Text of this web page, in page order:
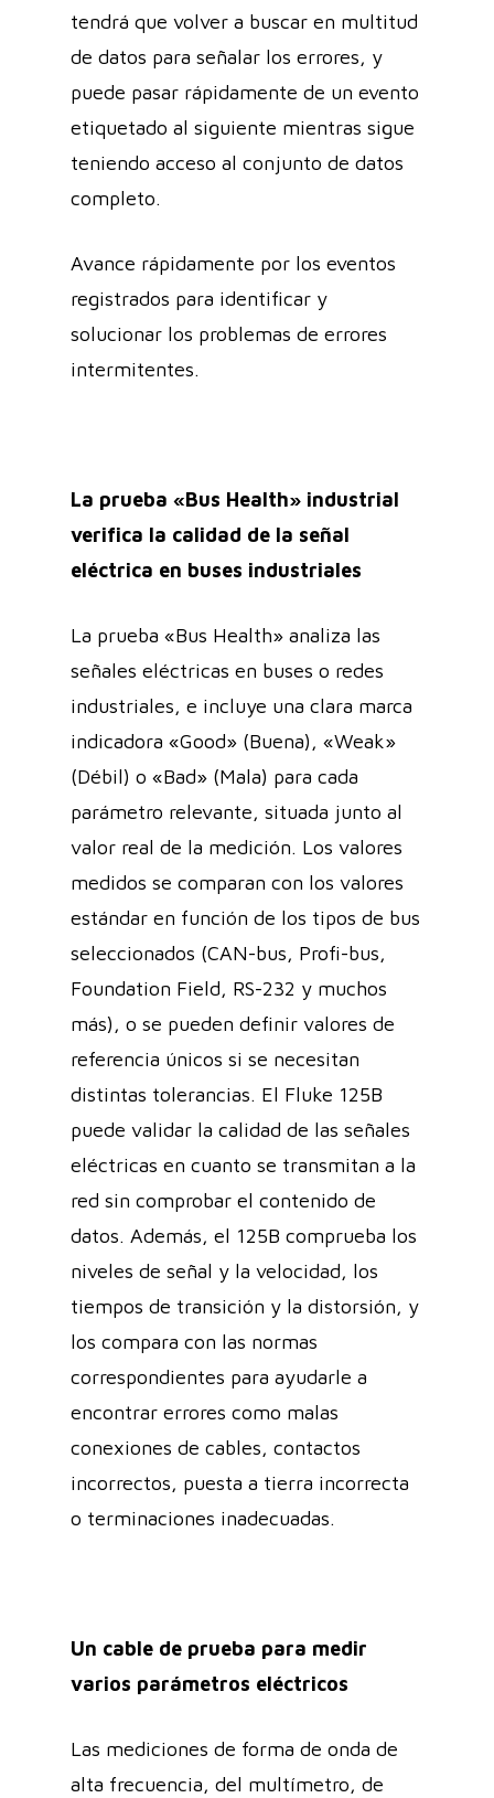
tendrá que volver a buscar en multitud
de datos para señalar los errores, y
puede pasar rápidamente de un evento
etiquetado al siguiente mientras sigue
teniendo acceso al conjunto de datos
completo.
Avance rápidamente por los eventos
registrados para identificar y
solucionar los problemas de errores
intermitentes.
La prueba «Bus Health» industrial
verifica la calidad de la señal
eléctrica en buses industriales
La prueba «Bus Health» analiza las
señales eléctricas en buses o redes
industriales, e incluye una clara marca
indicadora «Good» (Buena), «Weak»
(Débil) o «Bad» (Mala) para cada
parámetro relevante, situada junto al
valor real de la medición. Los valores
medidos se comparan con los valores
estándar en función de los tipos de bus
seleccionados (CAN-bus, Profi-bus,
Foundation Field, RS-232 y muchos
más), o se pueden definir valores de
referencia únicos si se necesitan
distintas tolerancias. El Fluke 125B
puede validar la calidad de las señales
eléctricas en cuanto se transmitan a la
red sin comprobar el contenido de
datos. Además, el 125B comprueba los
niveles de señal y la velocidad, los
tiempos de transición y la distorsión, y
los compara con las normas
correspondientes para ayudarle a
encontrar errores como malas
conexiones de cables, contactos
incorrectos, puesta a tierra incorrecta
o terminaciones inadecuadas.
Un cable de prueba para medir
varios parámetros eléctricos
Las mediciones de forma de onda de
alta frecuencia, del multímetro, de